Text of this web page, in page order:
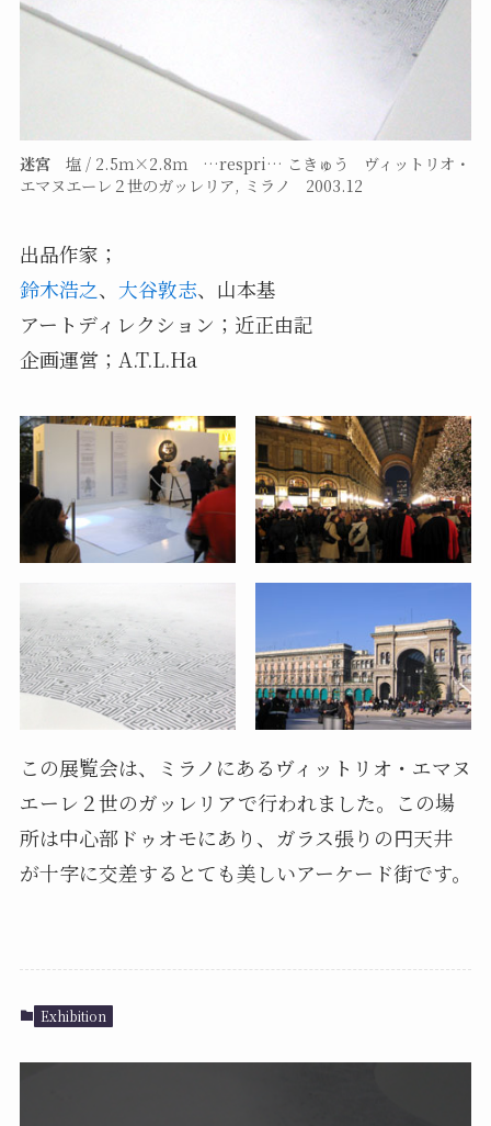
迷宮塩 / 2.5ｍ×2.8ｍ …respri… こきゅう ヴィットリオ・
エマヌエーレ２世のガッレリア, ミラノ 2003.12
出品作家；
鈴木浩之、 大谷敦志、山本基
アートディレクション；近正由記
企画運営；A.T.L.Ha
この展覧会は、ミラノにあるヴィットリオ・エマヌ
エーレ２世のガッレリアで行われました。この場
所は中心部ドゥオモにあり、ガラス張りの円天井
が十字に交差するとても美しいアーケード街です。
Exhibition